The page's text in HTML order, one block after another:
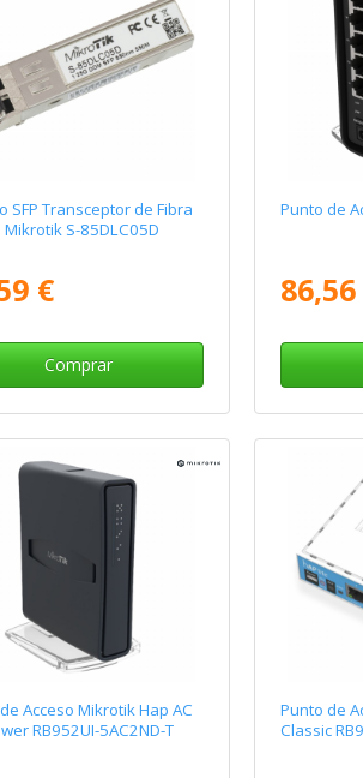
SFP Transceptor de Fibra
S-85DLC05D
€
Comprar
Punto de
Acceso Mikrotik Hap AC
RB952UI-5AC2ND-T
Punto de
Classic